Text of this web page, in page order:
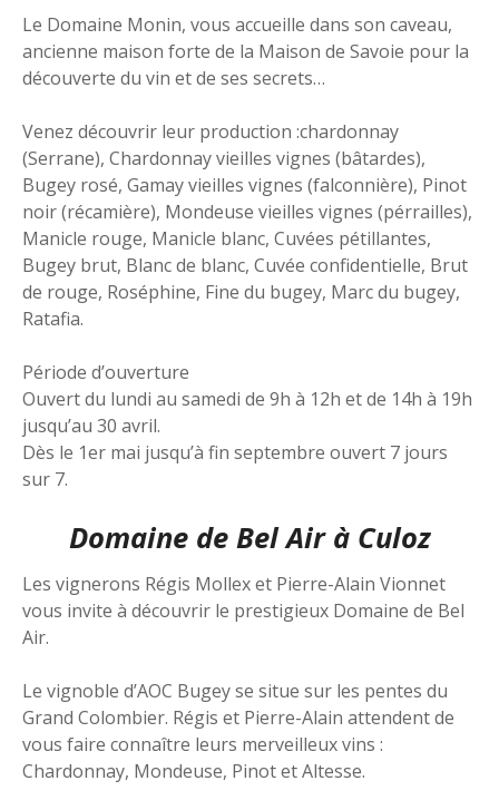
Le Domaine Monin, vous accueille dans son caveau,
ancienne maison forte de la Maison de Savoie pour la
découverte du vin et de ses secrets…
Venez découvrir leur production :chardonnay
(Serrane), Chardonnay vieilles vignes (bâtardes),
Bugey rosé, Gamay vieilles vignes (falconnière), Pinot
noir (récamière), Mondeuse vieilles vignes (pérrailles),
Manicle rouge, Manicle blanc, Cuvées pétillantes,
Bugey brut, Blanc de blanc, Cuvée confidentielle, Brut
de rouge, Roséphine, Fine du bugey, Marc du bugey,
Ratafia.
Période d’ouverture
Ouvert du lundi au samedi de 9h à 12h et de 14h à 19h
jusqu’au 30 avril.
Dès le 1er mai jusqu’à fin septembre ouvert 7 jours
sur 7.
Domaine de Bel Air à Culoz
Les vignerons Régis Mollex et Pierre-Alain Vionnet
vous invite à découvrir le prestigieux Domaine de Bel
Air.
Le vignoble d’AOC Bugey se situe sur les pentes du
Grand Colombier. Régis et Pierre-Alain attendent de
vous faire connaître leurs merveilleux vins :
Chardonnay, Mondeuse, Pinot et Altesse.